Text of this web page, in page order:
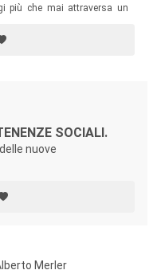
più che mai attraversa un
e confliggente, in cui
SOCIALI.
nuove
Merler